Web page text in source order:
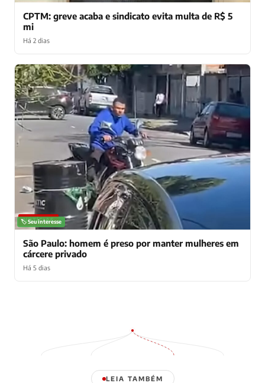
CPTM: greve acaba e sindicato evita multa de R$ 5
mi
Há 2 dias
NOTÍCIAS
🏷️ Seu interesse
São Paulo: homem é preso por manter mulheres em
cárcere privado
Há 5 dias
LEIA TAMBÉM